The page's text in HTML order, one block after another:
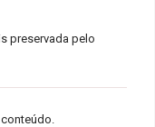
preservada pelo